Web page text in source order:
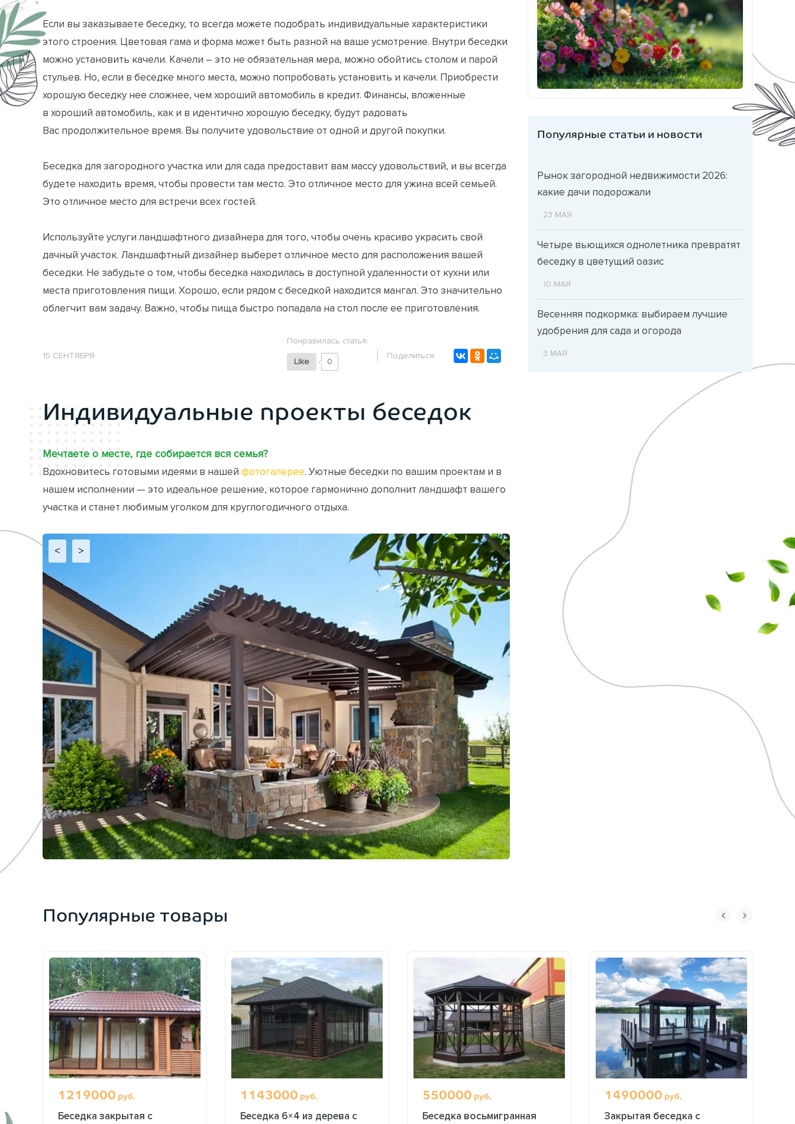
Если вы заказываете беседку, то всегда можете подобрать индивидуальные характеристики
этого строения. Цветовая гама и форма может быть разной на ваше усмотрение. Внутри беседки
можно установить качели. Качели – это не обязательная мера, можно обойтись столом и парой
стульев. Но, если в беседке много места, можно попробовать установить и качели. Приобрести
хорошую беседку нее сложнее, чем хороший автомобиль в кредит. Финансы, вложенные
в хороший автомобиль, как и в идентично хорошую беседку, будут радовать
Вас продолжительное время. Вы получите удовольствие от одной и другой покупки.
Беседка для загородного участка или для сада предоставит вам массу удовольствий, и вы всегда
будете находить время, чтобы провести там место. Это отличное место для ужина всей семьей.
Это отличное место для встречи всех гостей.
Используйте услуги ландшафтного дизайнера для того, чтобы очень красиво украсить свой
дачный участок. Ландшафтный дизайнер выберет отличное место для расположения вашей
беседки. Не забудьте о том, чтобы беседка находилась в доступной удаленности от кухни или
места приготовления пищи. Хорошо, если рядом с беседкой находится мангал. Это значительно
облегчит вам задачу. Важно, чтобы пища быстро попадала на стол после ее приготовления.
15 СЕНТЯБРЯ
Понравилась статья:
Like 0
Поделиться:
Индивидуальные проекты беседок
Мечтаете о месте, где собирается вся семья?
Вдохновитесь готовыми идеями в нашей фотогалерее. Уютные беседки по вашим проектам и в
нашем исполнении — это идеальное решение, которое гармонично дополнит ландшафт вашего
участка и станет любимым уголком для круглогодичного отдыха.
< >
Популярные статьи и новости
Рынок загородной недвижимости 2026:
какие дачи подорожали
23 МАЯ
Четыре вьющихся однолетника превратят
беседку в цветущий оазис
10 МАЯ
Весенняя подкормка: выбираем лучшие
удобрения для сада и огорода
3 МАЯ
Популярные товары
1219000 руб.
Беседка закрытая с
1143000 руб.
Беседка 6×4 из дерева с
550000 руб.
Беседка восьмигранная
1490000 руб.
Закрытая беседка с